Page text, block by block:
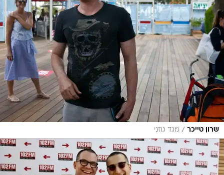
שרון טייכר / מגד גוזני